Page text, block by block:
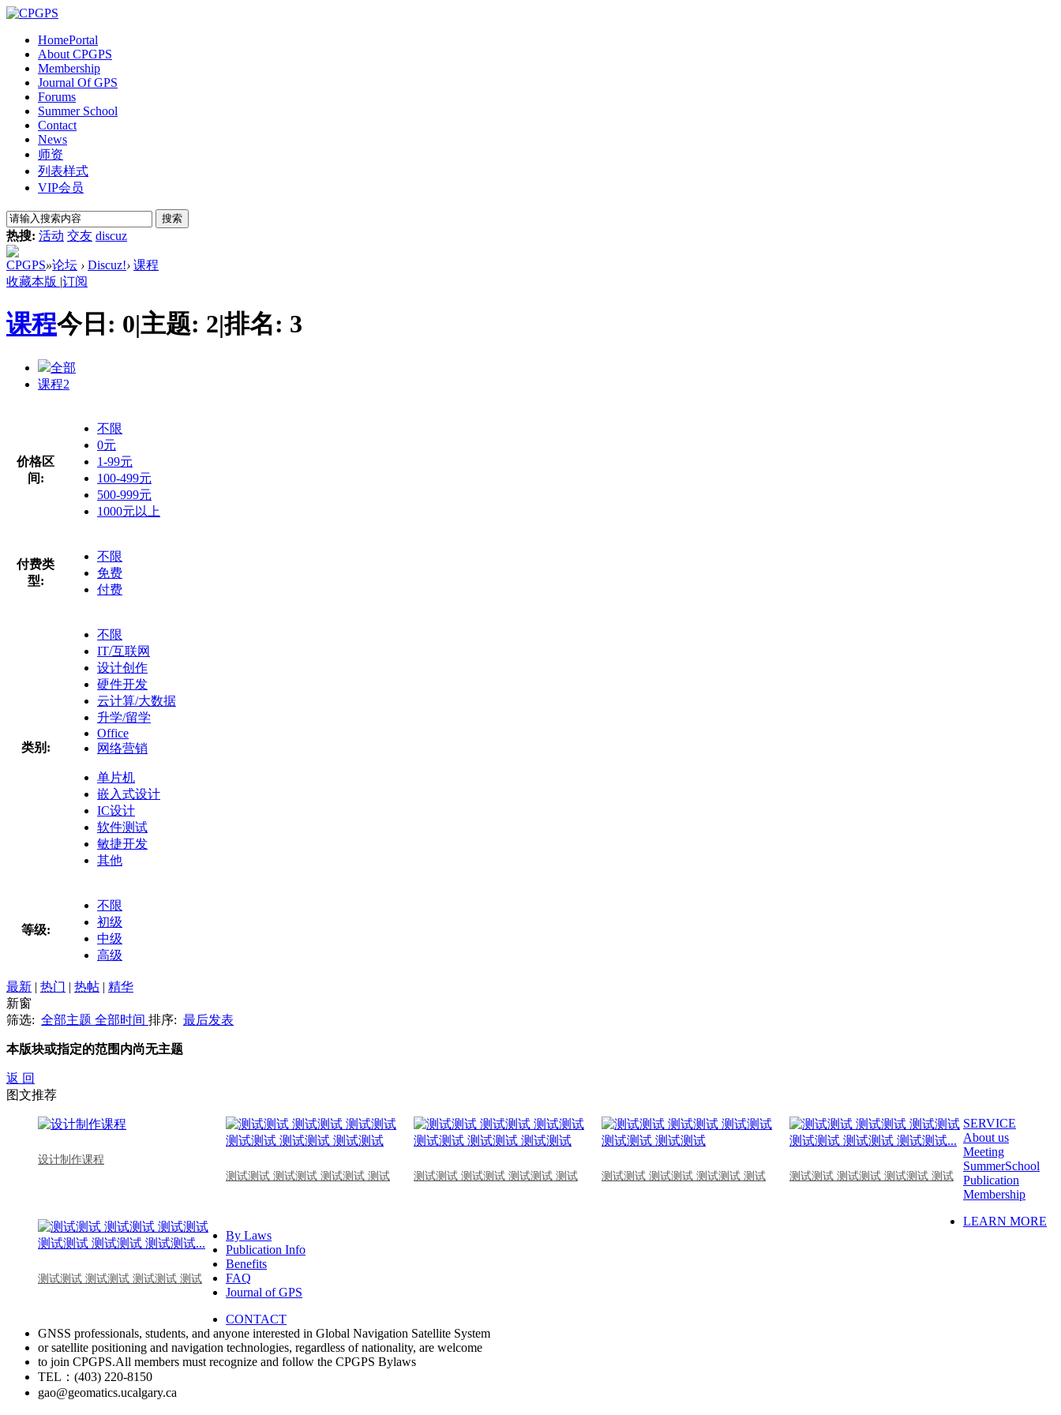
HomePortal
About CPGPS
Membership
Journal Of GPS
Forums
Summer School
Contact
News
师资
列表样式
VIP会员
搜索
热搜: 活动 交友 discuz
CPGPS»论坛 › Discuz!› 课程
收藏本版 |订阅
课程今日: 0|主题: 2|排名: 3
全部
课程2
价格区
间:
不限
0元
1-99元
100-499元
500-999元
1000元以上
付费类
型:
不限
免费
付费
类别:
不限
IT/互联网
设计创作
硬件开发
云计算/大数据
升学/留学
Office
网络营销
单片机
嵌入式设计
IC设计
软件测试
敏捷开发
其他
等级:
不限
初级
中级
高级
最新 | 热门 | 热帖 | 精华
新窗
筛选: 全部主题 全部时间 排序: 最后发表
本版块或指定的范围内尚无主题
返 回
图文推荐
设计制作课程
测试测试 测试测试 测试测试 测试
测试测试 测试测试 测试测试 测试 测试测试 测试测试 测试测试 测试 测试测试 测试测试 测试测试 测试
测试测试 测试测试 测试测试 测试
SERVICE
About us
Meeting
SummerSchool
Publication
Membership
LEARN MORE
By Laws
Publication Info
Benefits
FAQ
Journal of GPS
CONTACT
GNSS professionals, students, and anyone interested in Global Navigation Satellite System
or satellite positioning and navigation technologies, regardless of nationality, are welcome
to join CPGPS.All members must recognize and follow the CPGPS Bylaws
TEL：(403) 220-8150
gao@geomatics.ucalgary.ca